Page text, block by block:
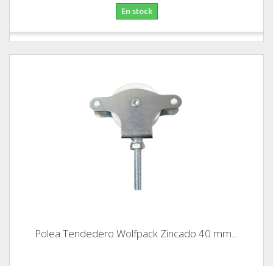
En stock
Polea Tendedero Wolfpack Zincado 40 mm....